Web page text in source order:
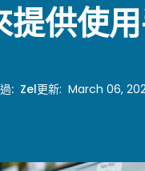
提供使
: Zel更新:March 06,